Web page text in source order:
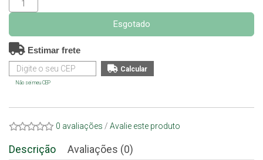
Esgotado
Estimar frete
Não sei meu CEP
0 avaliações / Avalie este produto
Descrição Avaliações (0)